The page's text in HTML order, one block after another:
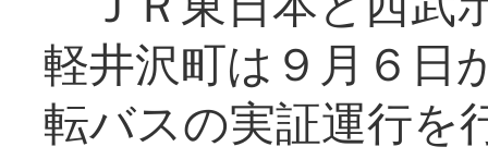
軽井沢町は９月６日
転バスの実証運行を